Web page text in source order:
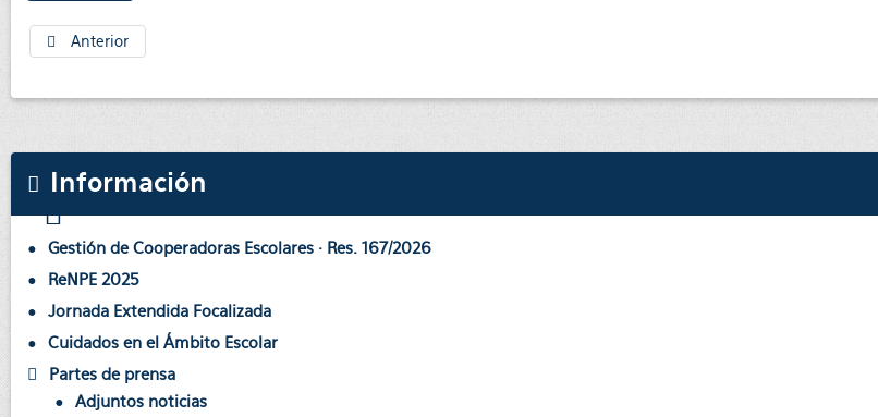
Anterior
Información
Gestión de Cooperadoras Escolares · Res. 167/2026
ReNPE 2025
Jornada Extendida Focalizada
Cuidados en el Ámbito Escolar
Partes de prensa
Adjuntos noticias